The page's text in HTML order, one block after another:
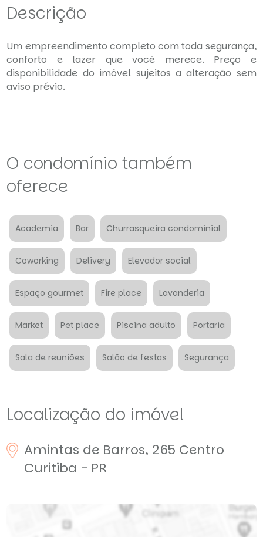
Descrição
Um empreendimento completo com toda segurança,
conforto e lazer que você merece. Preço e
disponibilidade do imóvel sujeitos a alteração sem
aviso prévio.
O condomínio também
oferece
Academia Bar Churrasqueira condominial
Coworking Delivery Elevador social
Espaço gourmet Fire place Lavanderia
Market Pet place Piscina adulto Portaria
Sala de reuniões Salão de festas Segurança
Localização do imóvel
Amintas de Barros, 265 Centro
Curitiba - PR